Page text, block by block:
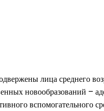
лица среднего
новообразований –
вспомогательного